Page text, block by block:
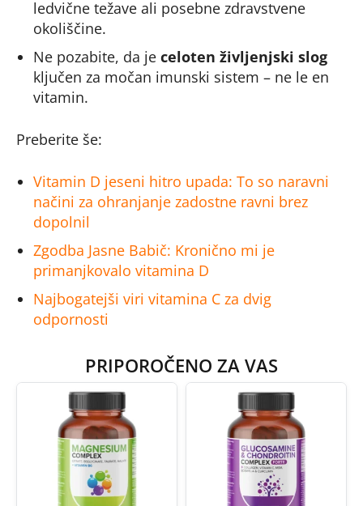
ledvične težave ali posebne zdravstvene
okoliščine.
Ne pozabite, da je celoten življenjski slog
ključen za močan imunski sistem – ne le en
vitamin.
Preberite še:
Vitamin D jeseni hitro upada: To so naravni
načini za ohranjanje zadostne ravni brez
dopolnil
Zgodba Jasne Babič: Kronično mi je
primanjkovalo vitamina D
Najbogatejši viri vitamina C za dvig
odpornosti
PRIPOROČENO ZA VAS